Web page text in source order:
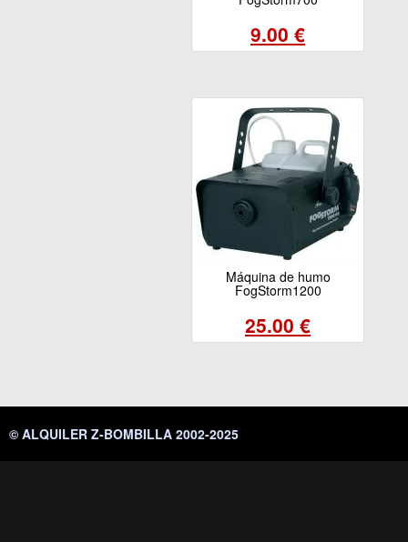
9.00 €
Máquina de humo
FogStorm1200
25.00 €
© ALQUILER Z-BOMBILLA 2002-2025